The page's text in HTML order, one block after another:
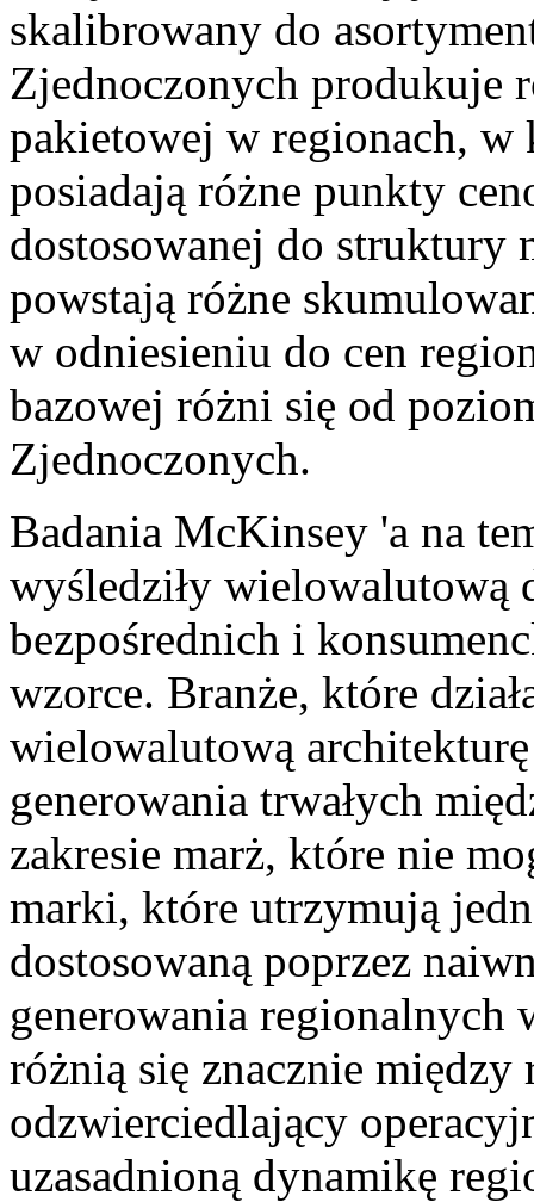
skalibrowany do
Zjednoczonych produkuje
pakietowej w regionach, w
posiadają różne punkty
dostosowanej do struktury
powstają różne
w odniesieniu do cen
bazowej różni się od
Zjednoczonych.
Badania McKinsey 'a na
wyśledziły wielowalutową
bezpośrednich i
wzorce. Branże, które
wielowalutową
generowania trwałych
zakresie marż, które nie
marki, które utrzymują
dostosowaną poprzez
generowania regionalnych
różnią się znacznie
odzwierciedlający
uzasadnioną dynamikę